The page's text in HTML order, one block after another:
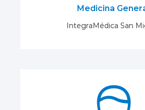
Medicina
IntegraMédica San